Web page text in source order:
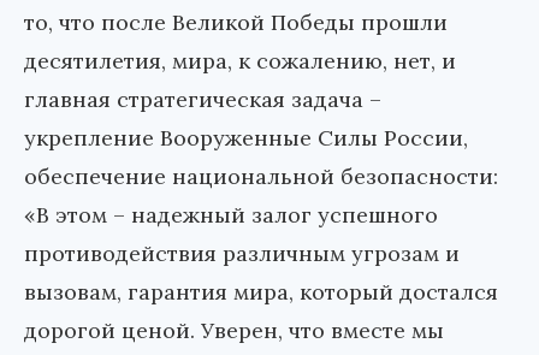
то, что после Великой Победы прошли
десятилетия, мира, к сожалению, нет, и
главная стратегическая задача –
укрепление Вооруженные Силы России,
обеспечение национальной безопасности:
«В этом – надежный залог успешного
противодействия различным угрозам и
вызовам, гарантия мира, который достался
дорогой ценой. Уверен, что вместе мы